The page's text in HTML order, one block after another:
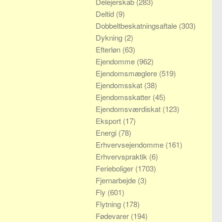
Deltid (9)
Dobbeltbeskatningsaftale (303)
Dykning (2)
Efterløn (63)
Ejendomme (962)
Ejendomsmæglere (519)
Ejendomsskat (38)
Ejendomsskatter (45)
Ejendomsværdiskat (123)
Eksport (17)
Energi (78)
Erhvervsejendomme (161)
Erhvervspraktik (6)
Ferieboliger (1703)
Fjernarbejde (3)
Fly (601)
Flytning (178)
Fødevarer (194)